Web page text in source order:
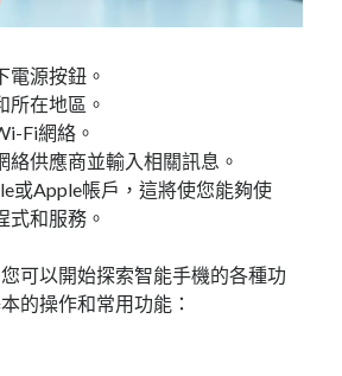
電源按鈕。
所在地區。
Fi網絡。
絡供應商並輸入相關訊息。
或Apple帳戶，這將使您能夠使
式和服務。
可以開始探索智能手機的各種功
的操作和常用功能：